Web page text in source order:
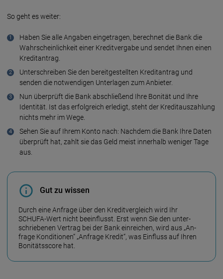
So geht es weiter:
Haben Sie alle Angaben eingetragen, berechnet die Bank die
Wahrscheinlichkeit einer Kreditvergabe und sendet Ihnen einen
Kreditantrag.
Unterschreiben Sie den bereitgestellten Kreditantrag und
senden die notwendigen Unterlagen zum Anbieter.
Nun überprüft die Bank abschließend Ihre Bonität und Ihre
Identität. Ist das erfolgreich erledigt, steht der Kreditauszahlung
nichts mehr im Wege.
Sehen Sie auf Ihrem Konto nach: Nachdem die Bank Ihre Daten
überprüft hat, zahlt sie das Geld meist innerhalb weniger Tage
aus.
Gut zu wissen
Durch eine Anfrage über den Kredit­ver­gleich wird Ihr
SCHUFA-Wert nicht be­ein­flusst. Erst wenn Sie den unter­
schrie­benen Ver­trag bei der Bank ein­reichen, wird aus „An­
frage Kon­di­tio­nen“ „Anfrage Kredit“, was Ein­fluss auf Ihren
Boni­täts­score hat.